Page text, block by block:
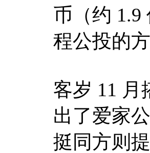
币（约 1.9
程公投的
客岁 11 月
出了爱家
挺同方则